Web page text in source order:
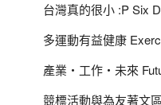
台灣真的很小 :P Six
多運動有益健康
產業‧工作‧未來
競標活動與為友著文